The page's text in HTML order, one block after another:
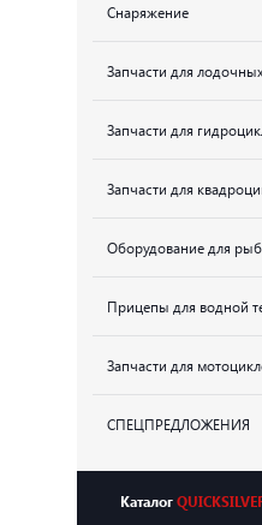
Снаряжение
Запчасти для
Запчасти для
Запчасти для
Оборудование для
Прицепы для водной
Запчасти для
СПЕЦПРЕДЛОЖЕНИЯ
Каталог